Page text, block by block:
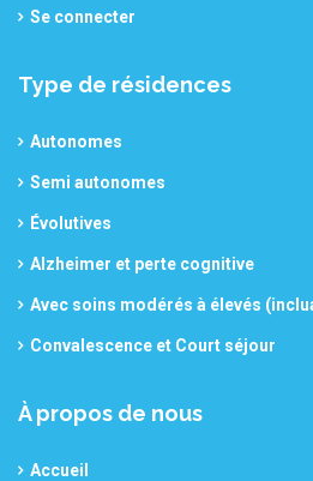
Se connecter
Type de résidences
Autonomes
Semi autonomes
Évolutives
Alzheimer et perte cognitive
Avec soins modérés à élevés
Convalescence et Court séjour
À propos de nous
Accueil